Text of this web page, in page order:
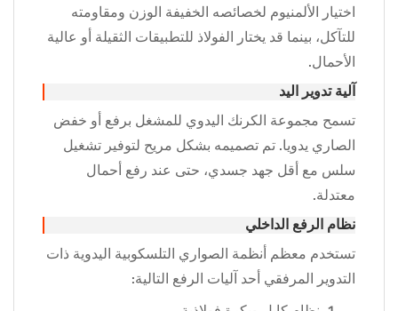
اختيار الألمنيوم لخصائصه الخفيفة الوزن ومقاومته
للتآكل، بينما قد يختار الفولاذ للتطبيقات الثقيلة أو عالية
الأحمال.
آلية تدوير اليد
تسمح مجموعة الكرنك اليدوي للمشغل برفع أو خفض
الصاري يدويا. تم تصميمه بشكل مريح لتوفير تشغيل
سلس مع أقل جهد جسدي، حتى عند رفع أحمال
معتدلة.
نظام الرفع الداخلي
تستخدم معظم أنظمة الصواري التلسكوبية اليدوية ذات
التدوير المرفقي أحد آليات الرفع التالية: